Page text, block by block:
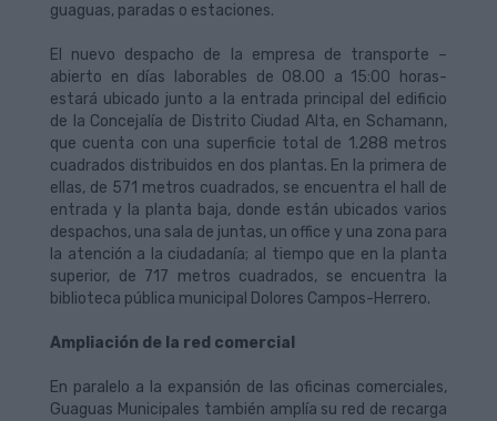
guaguas, paradas o estaciones.
El nuevo despacho de la empresa de transporte –
abierto en días laborables de 08.00 a 15:00 horas-
estará ubicado junto a la entrada principal del edificio
de la Concejalía de Distrito Ciudad Alta, en Schamann,
que cuenta con una superficie total de 1.288 metros
cuadrados distribuidos en dos plantas. En la primera de
ellas, de 571 metros cuadrados, se encuentra el hall de
entrada y la planta baja, donde están ubicados varios
despachos, una sala de juntas, un office y una zona para
la atención a la ciudadanía; al tiempo que en la planta
superior, de 717 metros cuadrados, se encuentra la
biblioteca pública municipal Dolores Campos-Herrero.
Ampliación de la red comercial
En paralelo a la expansión de las oficinas comerciales,
Guaguas Municipales también amplía su red de recarga